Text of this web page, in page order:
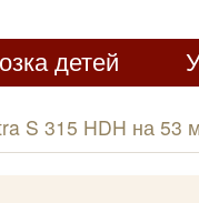
детей
S 315 HDH на 53